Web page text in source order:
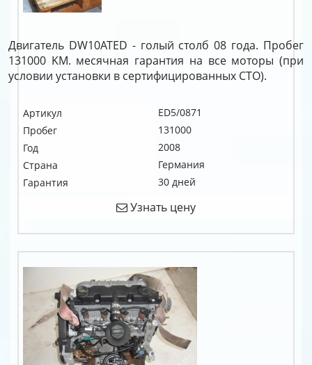
Двигатель DW10ATED - голый столб 08 года. Пробег
131000 KM. месячная гарантия на все моторы (при
условии установки в сертифицированных СТО).
Артикул
ED5/0871
Пробег
131000
Год
2008
Страна
Германия
Гарантия
30 дней
Узнать цену